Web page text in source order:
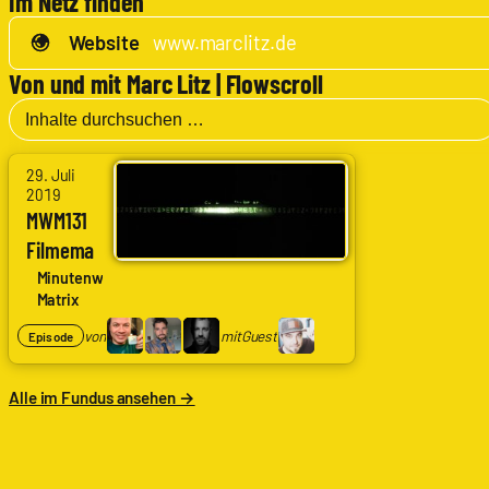
Website www.marclitz.de
Von und mit Marc Litz | Flowscroll
29. Juli
2019
MWM131
Filmema
chen
Minutenweise
Matrix
Episode von mitGuest
von
Arne
Ruddat
Codenaga,
Bastian
Wölfle
Schlingel,
Alle im Fundus ansehen →